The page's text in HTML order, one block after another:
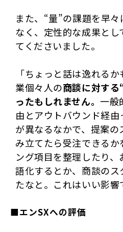
また、“量”の課題を早
なく、定性的な成果と
てくださいました。
「ちょっと話は逸れる
業個々人の商談に対す
ったもしれません。一般
由とアウトバウンド経
が異なるなかで、提案
み立てたら受注できるか
ング項目を整理したり
語化するとか、商談の
たなと。これはいい影響
■エンSXへの評価